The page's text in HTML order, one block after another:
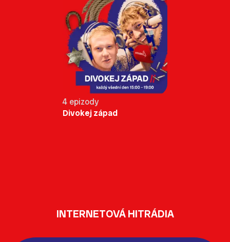
4 epizody
Divokej západ
INTERNETOVÁ HITRÁDIA